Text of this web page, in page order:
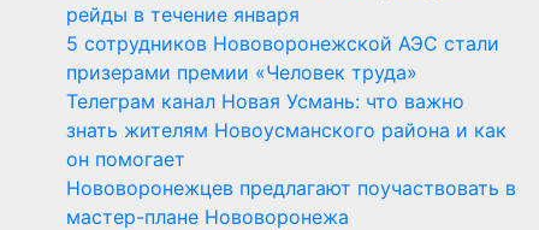
рейды в течение января
5 сотрудников Нововоронежской АЭС стали
призерами премии «Человек труда»
Телеграм канал Новая Усмань: что важно
знать жителям Новоусманского района и как
он помогает
Нововоронежцев предлагают поучаствовать в
мастер-плане Нововоронежа